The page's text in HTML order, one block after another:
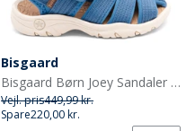
Bisgaard
Bisgaard Børn Joey Sandaler Blå
Vejl. pris449,99 kr.
Spare220,00 kr.